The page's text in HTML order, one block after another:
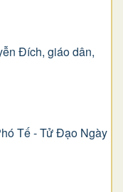
Ðích, giáo dân,
Tế - Tử Đạo Ngày